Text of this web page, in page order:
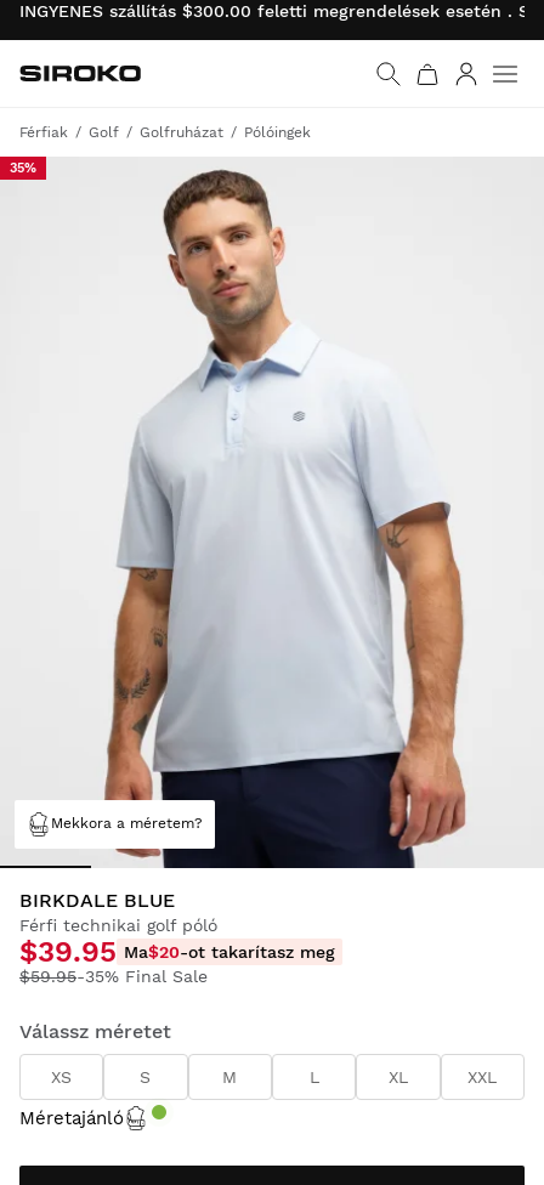
INGYENES szállítás $300.00 feletti megrendelések esetén .
Ugrás a kezdőlapra
Siroko.com
Férfiak Golf Golfruházat Pólóingek
35%
Mekkora a méretem?
BIRKDALE BLUE
Férfi technikai golf póló
$39.95 Ma$20-ot takarítasz meg
$59.95-35% Final Sale
Válassz méretet
XS S M L XL XXL
Méretajánló